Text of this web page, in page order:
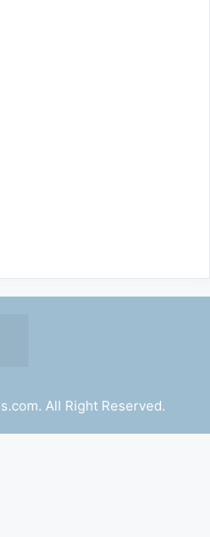
All Right Reserved.